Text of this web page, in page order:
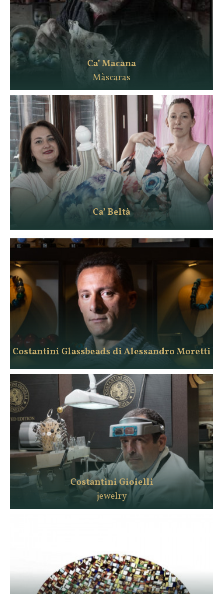
Ca’ Macana
Màscaras
Ca’ Beltà
Costantini Glassbeads di Alessandro Moretti
Costantini Gioielli
jewelry